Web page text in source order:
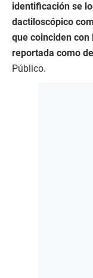
identificación se
dactiloscópico
que coinciden
reportada como
Público.